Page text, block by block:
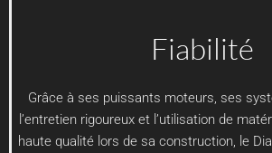
Fiabilité
Grâce à ses puissants moteurs, ses
l’entretien rigoureux et l’utilisation de
haute qualité lors de sa construction, le